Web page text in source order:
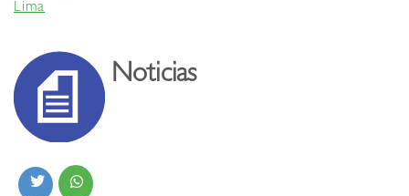
Lima
Noticias